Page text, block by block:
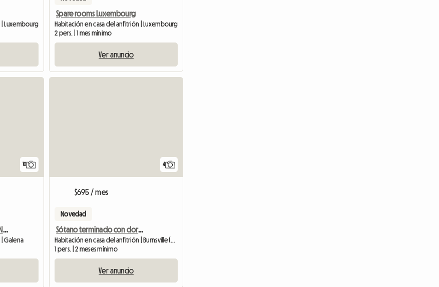
| Luxembourg
Spare rooms Luxembourg
Habitación en casa del anfitrión | Luxembourg
2 pers. | 1 mes mínimo
Ver anuncio
10
Galena Rental, Roommate Needed Asap
Galena
4
$695 / mes
Novedad
Sótano terminado con dormitorio/baño.
Habitación en casa del anfitrión | Burnsville (55306)
1 pers. | 2 meses mínimo
Ver anuncio